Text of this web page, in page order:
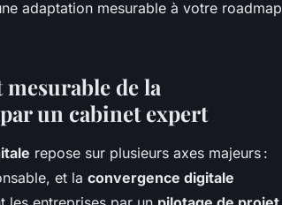
adaptation mesurable à votre roadmap
de la
un cabinet expert
repose sur plusieurs axes majeurs :
et la convergence digitale